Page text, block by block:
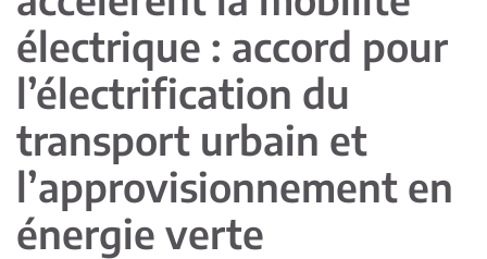
électrique : accord pour
l’électrification du
transport urbain et
l’approvisionnement en
énergie verte